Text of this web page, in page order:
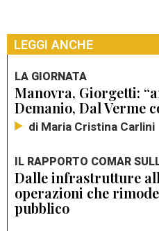
LEGGI ANCHE
LA GIORNATA
Manovra, Giorgetti:
Demanio, Dal Verme
di Maria Cristina Carlini
IL RAPPORTO COMAR
Dalle infrastrutture
operazioni che
pubblico